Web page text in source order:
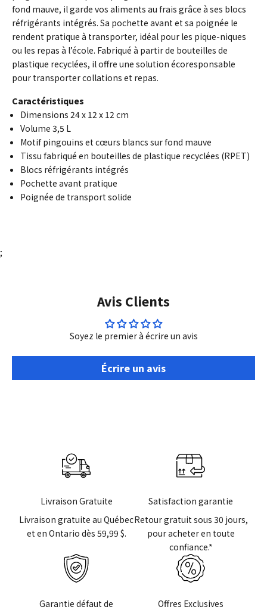
fond mauve, il garde vos aliments au frais grâce à ses blocs
réfrigérants intégrés. Sa pochette avant et sa poignée le
rendent pratique à transporter, idéal pour les pique-niques
ou les repas à l’école. Fabriqué à partir de bouteilles de
plastique recyclées, il offre une solution écoresponsable
pour transporter collations et repas.
Caractéristiques
Dimensions 24 x 12 x 12 cm
Volume 3,5 L
Motif pingouins et cœurs blancs sur fond mauve
Tissu fabriqué en bouteilles de plastique recyclées (RPET)
Blocs réfrigérants intégrés
Pochette avant pratique
Poignée de transport solide
;
Avis Clients
Soyez le premier à écrire un avis
Écrire un avis
Livraison Gratuite
Livraison gratuite au Québec
et en Ontario dès 59,99 $.
Satisfaction garantie
Retour gratuit sous 30 jours,
pour acheter en toute
confiance.*
Garantie défaut de
Offres Exclusives